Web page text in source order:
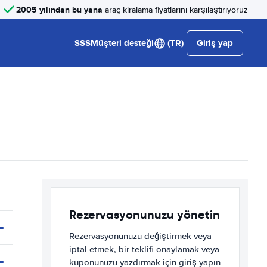
2005 yılından bu yana araç kiralama fiyatlarını karşılaştırıyoruz
SSSMüşteri desteği (TR) Giriş yap
Rezervasyonunuzu yönetin
Rezervasyonunuzu değiştirmek veya
iptal etmek, bir teklifi onaylamak veya
kuponunuzu yazdırmak için giriş yapın